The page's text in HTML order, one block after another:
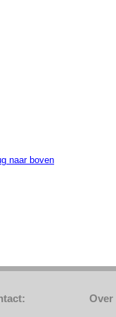
naar boven
Over